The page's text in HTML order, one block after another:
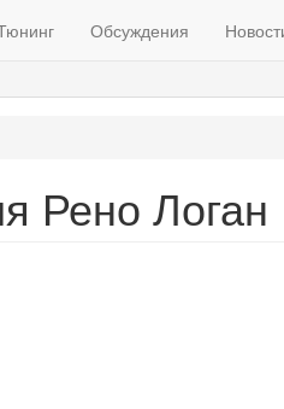
Обсуждения
Рено Логан